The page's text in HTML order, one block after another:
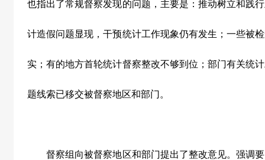
也指出了常规督察发现的问题，主要是：推动树立和践
计造假问题显现，干预统计工作现象仍有发生；一些被
实；有的地方首轮统计督察整改不够到位；部门有关统
题线索已移交被督察地区和部门。
督察组向被督察地区和部门提出了整改意见。强调要